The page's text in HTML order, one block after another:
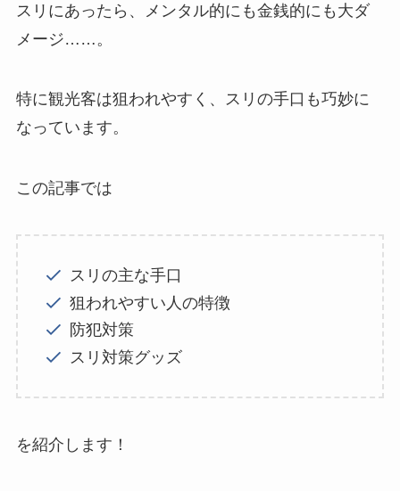
スリにあったら、メンタル的にも金銭的にも大ダ
メージ……。
特に観光客は狙われやすく、スリの手口も巧妙に
なっています。
この記事では
スリの主な手口
狙われやすい人の特徴
防犯対策
スリ対策グッズ
を紹介します！